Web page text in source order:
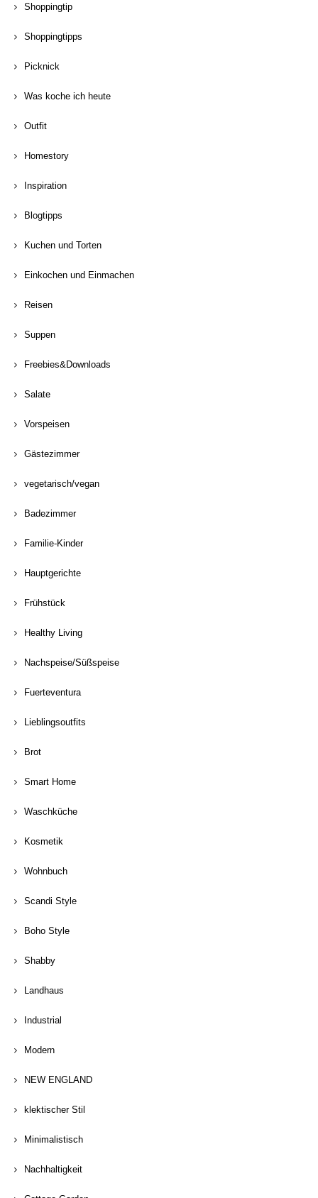
Shoppingtip
Shoppingtipps
Picknick
Was koche ich heute
Outfit
Homestory
Inspiration
Blogtipps
Kuchen und Torten
Einkochen und Einmachen
Reisen
Suppen
Freebies&Downloads
Salate
Vorspeisen
Gästezimmer
vegetarisch/vegan
Badezimmer
Familie-Kinder
Hauptgerichte
Frühstück
Healthy Living
Nachspeise/Süßspeise
Fuerteventura
Lieblingsoutfits
Brot
Smart Home
Waschküche
Kosmetik
Wohnbuch
Scandi Style
Boho Style
Shabby
Landhaus
Industrial
Modern
NEW ENGLAND
klektischer Stil
Minimalistisch
Nachhaltigkeit